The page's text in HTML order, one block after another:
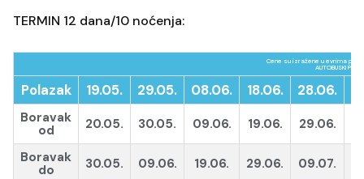
TERMIN 12 dana/10 noćenja:
Cene su izražene u evrima po
AUTOBUSKI
Polazak 19.05. 29.05. 08.06. 18.06. 28.06.
Boravak
od
20.05. 30.05. 09.06. 19.06. 29.06.
Boravak
do
30.05. 09.06. 19.06. 29.06. 09.07.